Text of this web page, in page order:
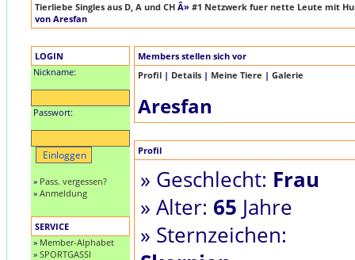
Tierliebe Singles aus D, A und CH Â» #1 Netzwerk fuer nette Leute mit
von Aresfan
LOGIN
Nickname:
Passwort:
» Pass. vergessen?
» Anmeldung
SERVICE
» Member-Alphabet
» SPORTGASSI
Members stellen sich vor
Profil | Details | Meine Tiere | Galerie
Aresfan
Profil
» Geschlecht: Frau
» Alter: 65 Jahre
» Sternzeichen: